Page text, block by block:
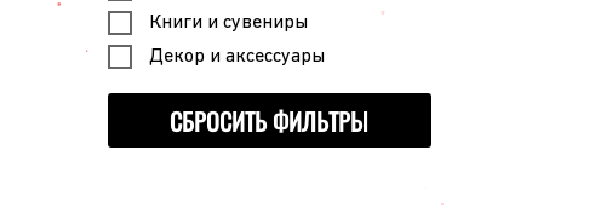
Книги и сувениры
Декор и аксессуары